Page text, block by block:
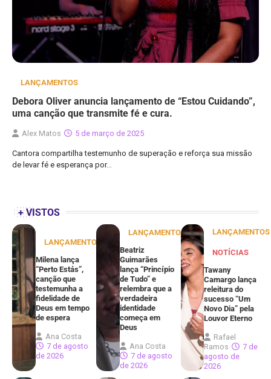
LANÇAMENTOS
Debora Oliver anuncia lançamento de “Estou Cuidando”,
uma canção que transmite fé e cura.
Alex Matos 5 de março de 2025
Cantora compartilha testemunho de superação e reforça sua missão
de levar fé e esperança por…
+ VISTOS
LANÇAMENTOS
Milena lança
“Perto Estás”,
canção que
testemunha a
fidelidade de
Deus em tempo
de espera
Ana Costa
7 de agosto
de 2026
LANÇAMENTOS
Beatriz
Guimarães
lança “Princípio
de Tudo” e
relembra que a
verdadeira
identidade
começa em
Deus
Ana Costa
7 de agosto
de 2026
LANÇAMENTOS
NOTÍCIAS
Tawany
Camargo lança
releitura do
sucesso “Um
Novo Dia” pela
Louvor Eterno
Rafael
Ramos
7 de
agosto de
2026